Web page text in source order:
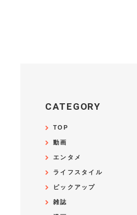
CATEGORY
TOP
動画
エンタメ
ライフスタイル
ピックアップ
雑誌